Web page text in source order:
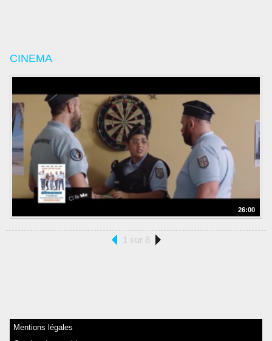
CINEMA
26:00
1 sur 8
Mentions légales